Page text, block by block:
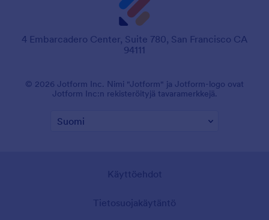
4 Embarcadero Center, Suite 780, San Francisco CA
94111
© 2026 Jotform Inc. Nimi "Jotform" ja Jotform-logo ovat
Jotform Inc:n rekisteröityjä tavaramerkkejä.
Käyttöehdot
Tietosuojakäytäntö